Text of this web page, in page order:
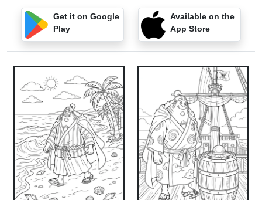
Get it on Google
Play
Available on the
App Store